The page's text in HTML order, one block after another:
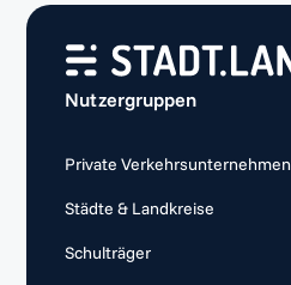
Nutzergruppen
Private Verkehrsunternehmen
Städte & Landkreise
Schulträger